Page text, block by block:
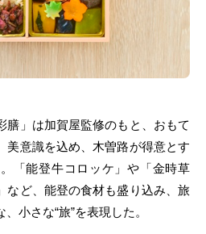
膳」は加賀屋監修のもと、おもて
美意識を込め、木曽路が得意とす
「能登牛コロッケ」や「金時草
など、能登の食材も盛り込み、旅
小さな“旅”を表現した。